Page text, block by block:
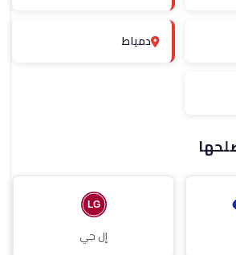
دمياط
إل جي